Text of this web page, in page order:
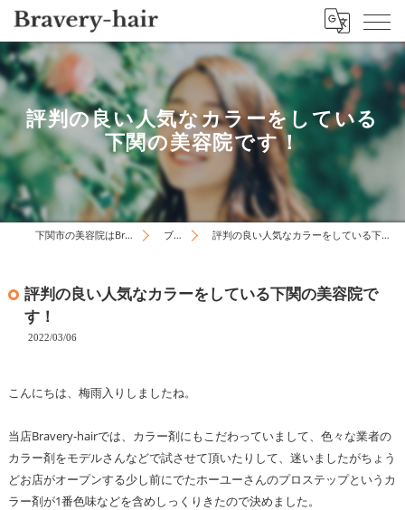
評判の良い人気なカラーをしている
下関の美容院です！
下関市の美容院はBravery-hair ブログ 評判の良い人気なカラーをしている下関の美容院です！
評判の良い人気なカラーをしている下関の美容院で
す！
2022/03/06
こんにちは、梅雨入りしましたね。
当店Bravery-hairでは、カラー剤にもこだわっていまして、色々な業者の
カラー剤をモデルさんなどで試させて頂いたりして、迷いましたがちょう
どお店がオープンする少し前にでたホーユーさんのプロステップというカ
ラー剤が1番色味などを含めしっくりきたので決めました。